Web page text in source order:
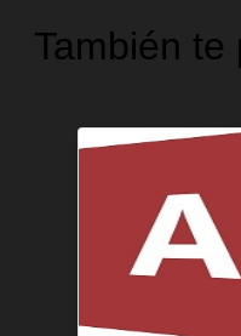
También te